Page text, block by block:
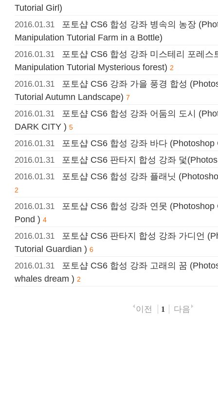
Tutorial Girl)
2016.01.31
포토샵 CS6 합성 강좌 병속의 농장
Manipulation Tutorial Farm in a Bottle)
2016.01.31
포토샵 CS6 합성 강좌 미스테리 포레스
Manipulation Tutorial Mysterious forest) 2
2016.01.31
포토샵 CS6 강좌 가을 풍경 합성
Tutorial Autumn Landscape) 7
2016.01.31
포토샵 CS6 합성 강좌 어둠의 도시
DARK CITY ) 5
2016.01.31 포토샵 CS6 합성 강좌 바다 (Photoshop
2016.01.31 포토샵 CS6 판타지 합성 강좌 덫
2016.01.31 포토샵 CS6 합성 강좌 플래닛
2
2016.01.31
포토샵 CS6 합성 강좌 연못
Pond ) 4
2016.01.31
포토샵 CS6 판타지 합성 강좌 가디언
Tutorial Guardian ) 6
2016.01.31
포토샵 CS6 합성 강좌 고래의 꿈
whales dream ) 2
이전 1 다음